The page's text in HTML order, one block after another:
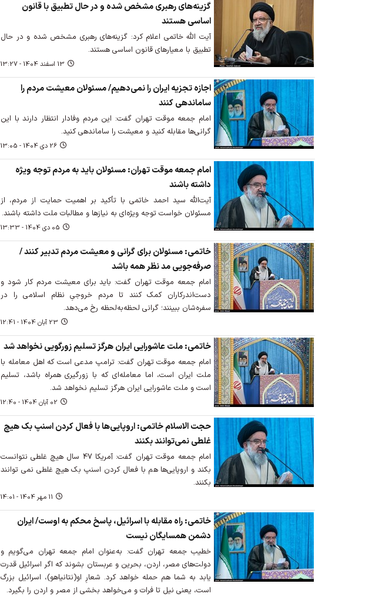
گزینه‌های رهبری مشخص شده و در حال تطبیق با قانون
اساسی هستند
آیت الله خاتمی اعلام کرد: گزینه‌های رهبری مشخص شده و در حال
تطبیق با معیارهای قانون اساسی هستند.
13 اسفند 1404 - 13:27
اجازه تجزیه ایران را نمی‌دهیم/ مسئولان معیشت مردم را
ساماندهی کنند
امام جمعه موقت تهران گفت: این مردم وفادار انتظار دارند با این
گرانی‌ها مقابله کنید و معیشت را ساماندهی کنید.
26 دی 1404 - 13:05
امام جمعه موقت تهران: مسئولان باید به مردم توجه ویژه
داشته باشند
آیت‌الله سید احمد خاتمی با تأکید بر اهمیت حمایت از مردم، از
مسئولان خواست توجه ویژه‌ای به نیازها و مطالبات ملت داشته باشند.
05 دی 1404 - 13:33
خاتمی: مسئولان برای گرانی و معیشت مردم تدبیر کنند /
صرفه‌جویی مد نظر همه باشد
امام جمعه موقت تهران گفت: باید برای معیشت مردم کار شود و
دست‌اندرکاران کمک کنند تا مردم خروجیِ نظام اسلامی را در
سفره‌شان ببینند؛ گرانی لحظه‌به‌لحظه رخ می‌دهد.
23 آبان 1404 - 12:41
خاتمی: ملت عاشورایی ایران هرگز تسلیم زورگویی نخواهد شد
امام جمعه موقت تهران گفت: ترامپ مدعی است که اهل معامله با
ملت ایران است، اما معامله‌ای که با زورگیری همراه باشد، تسلیم
است و ملت عاشورایی ایران هرگز تسلیم نخواهد شد.
02 آبان 1404 - 12:40
حجت الاسلام خاتمی: اروپایی‌ها با فعال کردن اسنپ بک هیچ
غلطی نمی‌توانند بکنند
امام جمعه موقت تهران گفت: آمریکا 47 سال هیچ غلطی نتوانست
بکند و اروپایی‌ها هم با فعال کردن اسنپ بک هیچ غلطی نمی توانند
بکنند.
11 مهر 1404 - 14:01
خاتمی: راه مقابله با اسرائیل، پاسخ محکم به اوست/ ایران
دشمن همسایگان نیست
خطیب جمعه تهران گفت: به‌عنوان امام جمعه تهران می‌گویم و
دولت‌های مصر، اردن، بحرین و عربستان بشوند که اگر اسرائیل قدرت
یابد به شما هم حمله خواهد کرد. شعارِ او(نتانیاهو)، اسرائیل بزرگ
است، یعنی نیل تا فرات و می‌خواهد بخشی از مصر و اردن را بگیرد.